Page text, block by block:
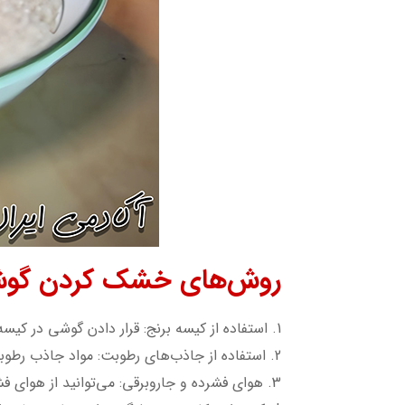
روش‌های خشک کردن
1. استفاده از کیسه برنج: قرار دادن گوشی در کیسه‌ای پر از برنج نپخته می‌تواند به جذب رطوبت کمک کند. گوشی را به مدت 48 ساعت در کیسه برنج قرار دهید.
2. استفاده از جاذب‌های رطوبت: مواد جاذب رطوبت مانند سیلیکاژل می‌توانند به طور مؤثرتری رطوبت را جذب کنند.
3. هوای فشرده و جاروبرقی: می‌توانید از هوای فشرده یا جاروبرقی برای بیرون کشیدن آب از قسمت‌های داخلی گوشی استفاده کنید.